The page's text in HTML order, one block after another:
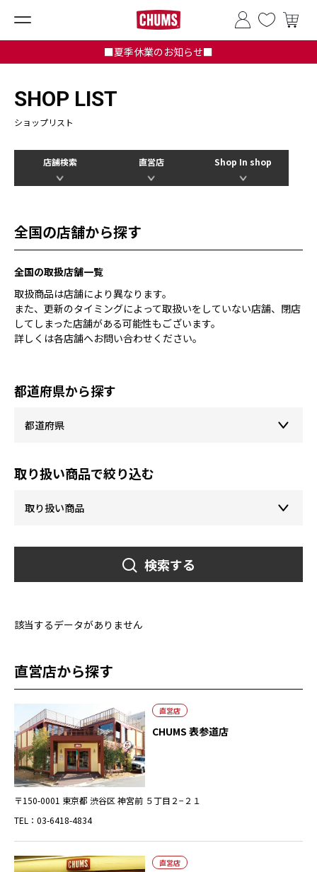
■夏季休業のお知らせ■
SHOP LIST
ショップリスト
店舗検索 直営店 Shop In shop
全国の店舗から探す
全国の取扱店舗一覧
取扱商品は店舗により異なります。
また、更新のタイミングによって取扱いをしていない店舗、閉店
してしまった店舗がある可能性もございます。
詳しくは各店舗へお問い合わせください。
都道府県から探す
取り扱い商品で絞り込む
検索する
該当するデータがありません
直営店から探す
直営店
CHUMS 表参道店
〒150-0001 東京都 渋谷区 神宮前 ５丁目２−２１
TEL：03-6418-4834
直営店